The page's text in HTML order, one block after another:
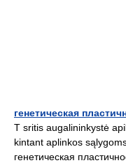
генетическая
T sritis augalininkystė
kintant aplinkos
генетическая